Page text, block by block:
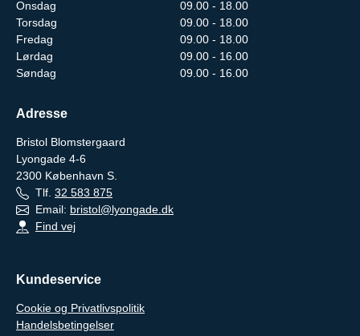
Onsdag
09.00 - 18.00
Torsdag
09.00 - 18.00
Fredag
09.00 - 18.00
Lørdag
09.00 - 16.00
Søndag
09.00 - 16.00
Adresse
Bristol Blomstergaard
Lyongade 4-6
2300 København S.
Tlf. 32 583 875
Email: bristol@lyongade.dk
Find vej
Kundeservice
Cookie og Privatlivspolitik
Handelsbetingelser